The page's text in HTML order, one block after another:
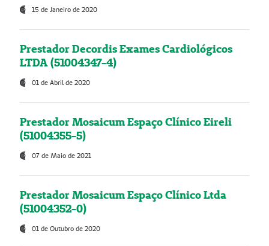
15 de Janeiro de 2020
Prestador Decordis Exames Cardiológicos
LTDA (51004347-4)
01 de Abril de 2020
Prestador Mosaicum Espaço Clínico Eireli
(51004355-5)
07 de Maio de 2021
Prestador Mosaicum Espaço Clínico Ltda
(51004352-0)
01 de Outubro de 2020